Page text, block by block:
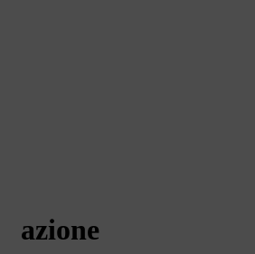
azione